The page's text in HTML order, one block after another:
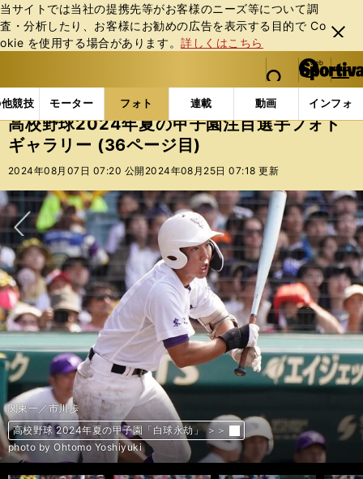
当サイトでは当社の提携先等がお客様のニーズ等について調
査・分析したり、お客様にお勧めの広告を表⽰する⽬的で Co
okie を使⽤する場合があります。詳しくはこちら
閉じ
る
web Sportiva (webスポルティーバ)
検索
マイペ
ー
ジ
メニュ
競技 モーター フォト 連載 動画 インフォ
b
ス
ポ
ル
ー
バ
フォトギャラリー コラムフォト 高校野球2024年夏
高校野球2024年夏の甲子園注目選手フォト
ギャラリー (36ページ目)
2024年08月07日 07:20 公開 2024年08月25日 07:18 更新
次へ
報徳学園／今朝丸裕喜
高校野球 2024年夏の甲⼦園「白球永劫」 ＞＞
photo by Ohtomo Yoshiyuki
青森山田／関浩一郎
高校野球 2024年夏の甲⼦園「白球永劫」 ＞＞
photo by Ohtomo Yoshiyuki
大阪桐蔭／森陽樹
高校野球 2024年夏の甲⼦園「白球永劫」 ＞＞
photo by Ohtomo Yoshiyuki
大阪桐蔭／平嶋桂知
高校野球 2024年夏の甲⼦園「白球永劫」 ＞＞
photo by Ohtomo Yoshiyuki
健大高崎／石垣元気
高校野球 2024年夏の甲⼦園「白球永劫」 ＞＞
photo by Ohtomo Yoshiyuki
京都国際／中崎琉生
高校野球 2024年夏の甲⼦園「白球永劫」 ＞＞
photo by Sankei Visual
広陵／高尾響
高校野球 2024年夏の甲⼦園「白球永劫」 ＞＞
photo by Ohtomo Yoshiyuki
東海大相模／藤田琉生
高校野球 2024年夏の甲⼦園「白球永劫」 ＞＞
photo by Kikuchi Takahiro
花咲徳栄／上原堆我
高校野球 2024年夏の甲⼦園「白球永劫」 ＞＞
photo by Sankei Visual
北陸／武田海士
高校野球 2024年夏の甲⼦園「白球永劫」 ＞＞
photo by Sankei Visual
関東一／坂井遼惺
高校野球 2024年夏の甲⼦園「白球永劫」 ＞＞
photo by Ohtomo Yoshiyuki
早稲田実業／宇野真仁朗
高校野球 2024年夏の甲⼦園「白球永劫」 ＞＞
photo by Sankei Visual
健大高崎／箱山遥人
高校野球 2024年夏の甲⼦園「白球永劫」 ＞＞
photo by Ohtomo Yoshiyuki
花咲徳栄／石塚裕惺
高校野球 2024年夏の甲⼦園「白球永劫」 ＞＞
photo by Ohtomo Yoshiyuki
青森山田／對馬陸翔
高校野球 2024年夏の甲⼦園「白球永劫」 ＞＞
photo by Ohtomo Yoshiyuki
智辯和歌山／花田悠月
高校野球 2024年夏の甲⼦園「白球永劫」 ＞＞
photo by Sankei Visual
青森山田／原田純希
高校野球 2024年夏の甲⼦園「白球永劫」 ＞＞
photo by Sankei Visual
滋賀学園／岩井天史
高校野球 2024年夏の甲⼦園「白球永劫」 ＞＞
photo by Sankei Visual
京都国際／藤本陽毅
高校野球 2024年夏の甲⼦園「白球永劫」 ＞＞
photo by Sankei Visual
神村学園／正林輝大
高校野球 2024年夏の甲⼦園「白球永劫」 ＞＞
photo by Ohtomo Yoshiyuki
大阪桐蔭／境亮陽
高校野球 2024年夏の甲⼦園「白球永劫」 ＞＞
photo by Ohtomo Yoshiyuki
有田工／田中来空
高校野球 2024年夏の甲⼦園「白球永劫」 ＞＞
photo by Ohtomo Yoshiyuki
興南／丹羽蓮太
高校野球 2024年夏の甲⼦園「白球永劫」 ＞＞
photo by Ohtomo Yoshiyuki
花咲徳栄／石塚裕惺
高校野球 2024年夏の甲⼦園「白球永劫」 ＞＞
photo by Ohtomo Yoshiyuki
西日本短大付／奥駿仁
高校野球 2024年夏の甲⼦園「白球永劫」 ＞＞
photo by Sankei Visual
宮崎商／中村奈一輝
高校野球 2024年夏の甲⼦園「白球永劫」 ＞＞
photo by Sankei Visual
鶴岡東／櫻井椿稀
高校野球 2024年夏の甲⼦園「白球永劫」 ＞＞
photo by Ohtomo Yoshiyuki
鳴門渦潮／岡田力樹
高校野球 2024年夏の甲⼦園「白球永劫」 ＞＞
photo by Ohtomo Yoshiyuki
熊本工／山本凌雅
高校野球 2024年夏の甲⼦園「白球永劫」 ＞＞
photo by Sankei Visual
東海大相模／福田拓翔
高校野球 2024年夏の甲⼦園「白球永劫」 ＞＞
photo by Ohtomo Yoshiyuki
青森山田／吉川勇大
高校野球 2024年夏の甲⼦園「白球永劫」 ＞＞
photo by Ohtomo Yoshiyuki
花巻東／藤原凛人
高校野球 2024年夏の甲⼦園「白球永劫」 ＞＞
photo by Ohtomo Yoshiyuki
小松大谷／田西称
高校野球 2024年夏の甲⼦園「白球永劫」 ＞＞
photo by Ohtomo Yoshiyuki
聖カタリナ／有馬恵叶
高校野球 2024年夏の甲⼦園「白球永劫」 ＞＞
photo by Ohtomo Yoshiyuki
大社／馬庭優太
高校野球 2024年夏の甲⼦園「白球永劫」 ＞＞
photo by Ohtomo Yoshiyuki
関東一／市川歩
高校野球 2024年夏の甲⼦園「白球永劫」 ＞＞
photo by Ohtomo Yoshiyuki
京都国際／西村一毅
高校野球 2024年夏の甲⼦園「白球永劫」 ＞＞
photo by Ohtomo Yoshiyuki
前へ